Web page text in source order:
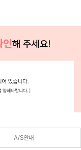
A/S안내